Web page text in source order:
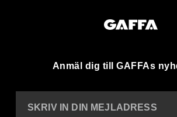
Anmäl dig till GAFFAs
SKRIV IN DIN MEJLADRESS